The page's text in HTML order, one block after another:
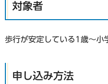
対象者
歩行が安定している1歳～小
申し込み方法